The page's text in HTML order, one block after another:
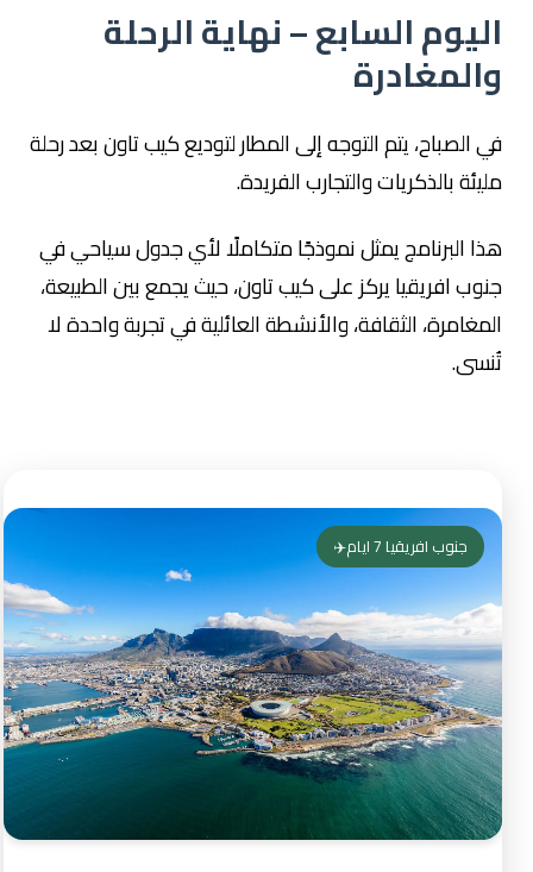
اليوم السابع – نهاية الرحلة
والمغادرة
في الصباح، يتم التوجه إلى المطار لتوديع كيب تاون بعد رحلة
مليئة بالذكريات والتجارب الفريدة.
هذا البرنامج يمثل نموذجًا متكاملًا لأي جدول سياحي في
جنوب افريقيا يركز على كيب تاون، حيث يجمع بين الطبيعة،
المغامرة، الثقافة، والأنشطة العائلية في تجربة واحدة لا
تُنسى.
جنوب افريقيا 7 ايام✈️